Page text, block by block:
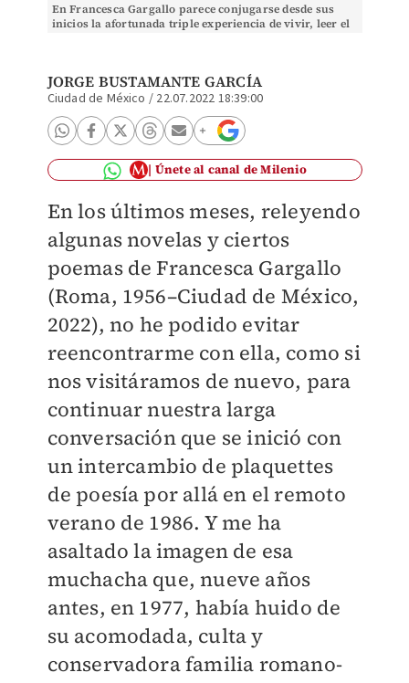
En Francesca Gargallo parece conjugarse desde sus
inicios la afortunada triple experiencia de vivir, leer el
JORGE BUSTAMANTE GARCÍA
Ciudad de México / 22.07.2022 18:39:00
Únete al canal de Milenio
En los últimos meses, releyendo
algunas novelas y ciertos
poemas de Francesca Gargallo
(Roma, 1956–Ciudad de México,
2022), no he podido evitar
reencontrarme con ella, como si
nos visitáramos de nuevo, para
continuar nuestra larga
conversación que se inició con
un intercambio de plaquettes
de poesía por allá en el remoto
verano de 1986. Y me ha
asaltado la imagen de esa
muchacha que, nueve años
antes, en 1977, había huido de
su acomodada, culta y
conservadora familia romano-